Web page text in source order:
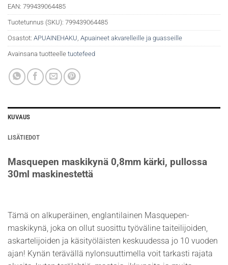
EAN: 799439064485
Tuotetunnus (SKU): 799439064485
Osastot: APUAINEHAKU, Apuaineet akvarelleille ja guasseille
Avainsana tuotteelle tuotefeed
KUVAUS
LISÄTIEDOT
Masquepen maskikynä 0,8mm kärki, pullossa
30ml maskinestettä
Tämä on alkuperäinen, englantilainen Masquepen-
maskikynä, joka on ollut suosittu työväline taiteilijoiden,
askartelijoiden ja käsityöläisten keskuudessa jo 10 vuoden
ajan! Kynän terävällä nylonsuuttimella voit tarkasti rajata